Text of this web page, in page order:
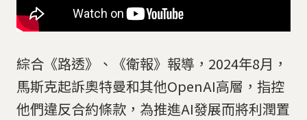
綜合《路透》、《衛報》報導，2024年8月，
馬斯克起訴奧特曼和其他OpenAI高層，指控
他們違反合約條款，為推進AI發展而將利潤置